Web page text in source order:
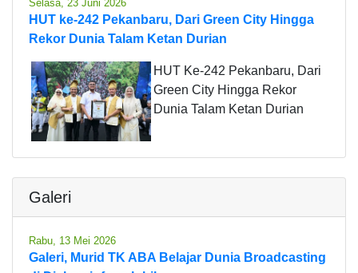
Selasa, 23 Juni 2026
HUT ke-242 Pekanbaru, Dari Green City Hingga
Rekor Dunia Talam Ketan Durian
HUT Ke-242 Pekanbaru, Dari
Green City Hingga Rekor
Dunia Talam Ketan Durian
Galeri
Rabu, 13 Mei 2026
Galeri, Murid TK ABA Belajar Dunia Broadcasting